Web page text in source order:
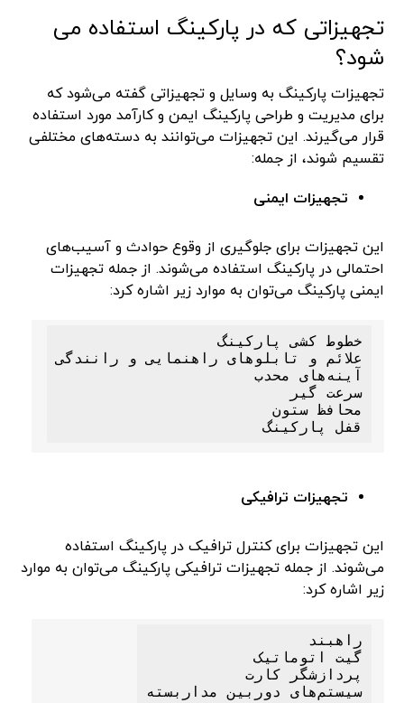
تجهیزاتی که در پارکینگ استفاده می
شود؟
تجهیزات پارکینگ به وسایل و تجهیزاتی گفته می‌شود که
برای مدیریت و طراحی پارکینگ ایمن و کارآمد مورد استفاده
قرار می‌گیرند. این تجهیزات می‌توانند به دسته‌های مختلفی
تقسیم شوند، از جمله:
تجهیزات ایمنی
این تجهیزات برای جلوگیری از وقوع حوادث و آسیب‌های
احتمالی در پارکینگ استفاده می‌شوند. از جمله تجهیزات
ایمنی پارکینگ می‌توان به موارد زیر اشاره کرد:
خطوط کشی پارکینگ
علائم و تابلوهای راهنمایی و رانندگی
قفل پارکینگ
تجهیزات ترافیکی
این تجهیزات برای کنترل ترافیک در پارکینگ استفاده
می‌شوند. از جمله تجهیزات ترافیکی پارکینگ می‌توان به موارد
زیر اشاره کرد:
گیت اتوماتیک
سیستم‌های دوربین مداربسته